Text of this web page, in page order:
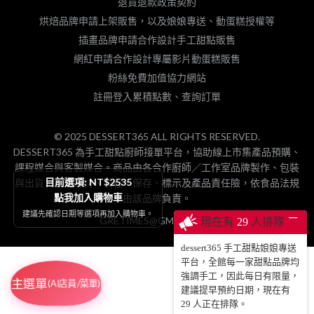
現在有 29 人排隊 ─
dessert365 手工甜點娘娘專送
平台，全館每一家甜點品牌均
強調手工，因此每日有限量，
建議提早預約日期，現在有
29 人正在排隊。
烘焙品牌申請上架販售，以及娘娘專送、動蛋糕授權等
插畫品牌申請合作設計手工甜點販售
網紅申請合作設計專屬影片動蛋糕販售
粉絲免費加值協力網站
註冊登入累積點數、查詢訂單
© 2025 DESSERT365 ALL RIGHTS RESERVED.
DESSERT365 為手工甜點廚師接單平台，協助線上市集產品預購、
課程媒合與客製媒合。商品由各合作廚師／工作室品牌製作、包裝
與出貨，相關食材、製程、保存、標示及產品責任險，依食品法規
由該品牌負責。
GRETIMES@GMAIL.COM
目前選項: NT$2535
點我加入購物車
建議先確認日期等選項再加入購物車。
主選單(AI店員/菜單)